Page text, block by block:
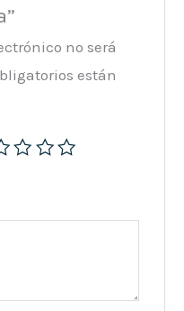
no será
están